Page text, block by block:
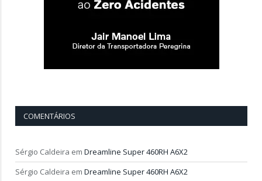
COMENTÁRIOS
Sérgio Caldeira em Dreamline Super 460RH A6X2
Sérgio Caldeira em Dreamline Super 460RH A6X2